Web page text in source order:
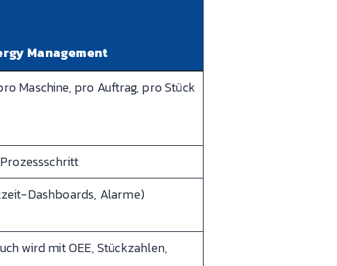
Management
Maschine, pro Auftrag, pro Stück
Dashboards, Alarme)
wird mit OEE, Stückzahlen,